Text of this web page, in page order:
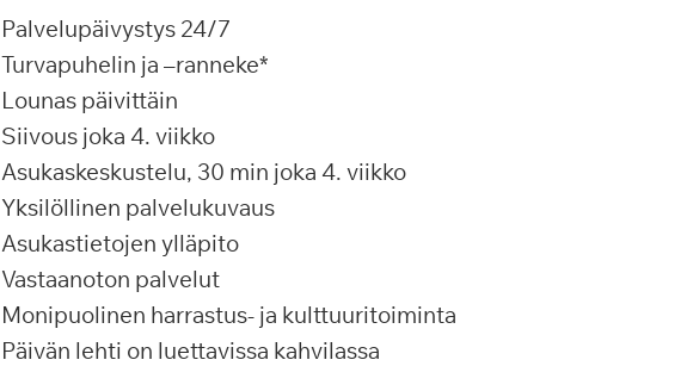
Palvelupäivystys 24/7
Turvapuhelin ja –ranneke*
Lounas päivittäin
Siivous joka 4. viikko
Asukaskeskustelu, 30 min joka 4. viikko
Yksilöllinen palvelukuvaus
Asukastietojen ylläpito
Vastaanoton palvelut
Monipuolinen harrastus- ja kulttuuritoiminta
Päivän lehti on luettavissa kahvilassa